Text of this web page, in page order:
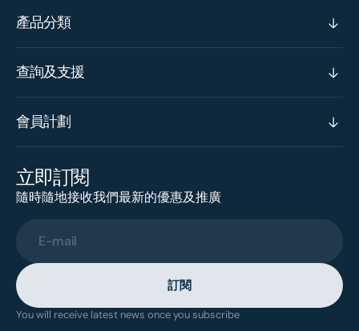
產品分類
查詢及支援
會員計劃
立即訂閱
隨時隨地接收我們最新的優惠及推廣
E-mail
訂閱
You will receive latest news once you subscribe